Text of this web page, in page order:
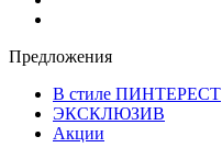
Предложения
В стиле ПИНТЕРЕСТ
ЭКСКЛЮЗИВ
Акции